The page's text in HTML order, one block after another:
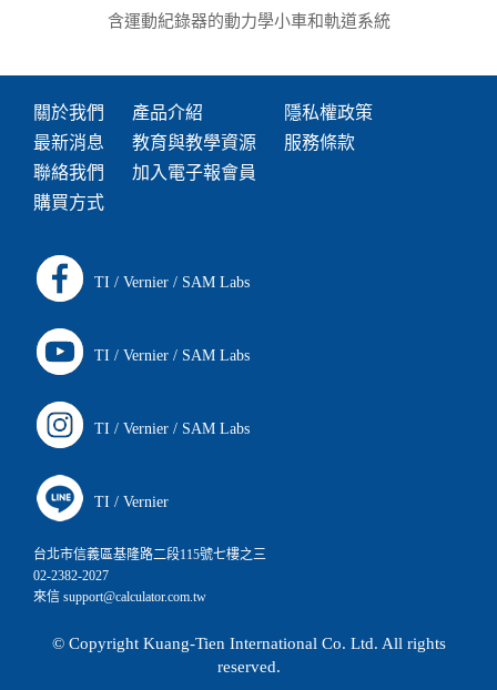
含運動紀錄器的動力學小車和軌道系統
關於我們
最新消息
聯絡我們
購買方式
產品介紹
教育與教學資源
加入電子報會員
隱私權政策
服務條款
TI / Vernier / SAM Labs
TI / Vernier / SAM Labs
TI / Vernier / SAM Labs
TI / Vernier
台北市信義區基隆路二段115號七樓之三
02-2382-2027
來信 support@calculator.com.tw
© Copyright Kuang-Tien International Co. Ltd. All rights
reserved.